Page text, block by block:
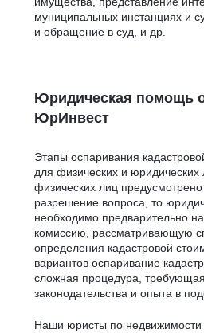
муниципальных инстанциях и
и обращение в суд, и др.
Юридическая помощь
ЮрИнвест
Этапы оспаривания
для физических и юридических
физических лиц
разрешение вопроса, то
необходимо предварительно
комиссию, рассматривающую
определения кадастровой
вариантов оспаривание
сложная процедура,
законодательства и опыта в
Наши юристы по недвижимости